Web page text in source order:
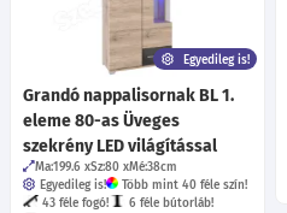
Egyedileg is!
Grandó nappalisornak BL 1.
eleme 80-as Üveges
szekrény LED világítással
Ma:199.6 Sz:80 Mé:38cm
Egyedileg is!
Több mint 40 féle szín!
43 féle fogó!
6 féle bútorláb!